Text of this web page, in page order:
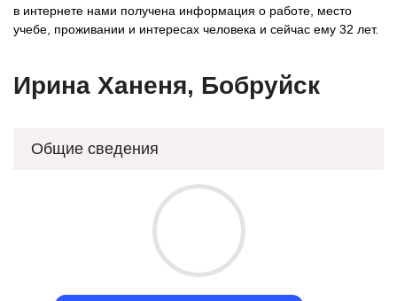
в интернете нами получена информация о работе, место
учебе, проживании и интересах человека и сейчас ему 32 лет.
Ирина Ханеня, Бобруйск
Общие сведения